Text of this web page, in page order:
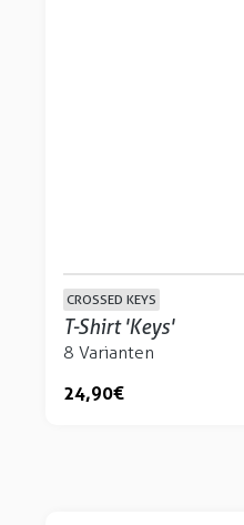
CROSSED KEYS
T-Shirt 'Keys'
8 Varianten
24,90 €